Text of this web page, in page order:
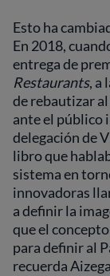
Esto ha
En 2018,
entrega de
Restaurants, a
de rebautizar
ante el público
delegación de
libro que
sistema en
innovadoras
a definir la
que el
para definir al
recuerda